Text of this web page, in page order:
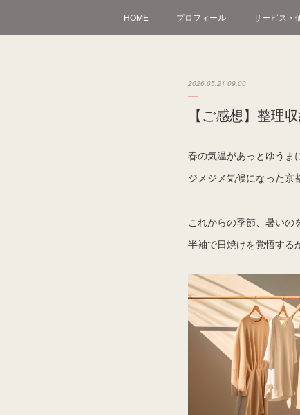
HOME プロフィール サービス・
2026.05.21 09:00
【ご感想】整理
春の気温があっとゆうま
ジメジメ気候になった京
これからの季節、暑いの
半袖で日焼けを覚悟する